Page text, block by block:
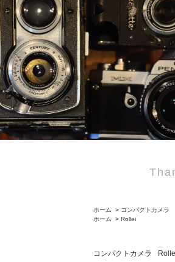
ホーム > コンパクトカメラ
ホーム
> Rollei
コンパクトカメラ